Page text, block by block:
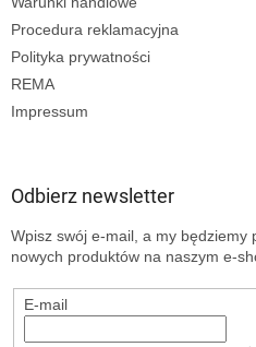
Procedura reklamacyjna
Polityka prywatności
REMA
Impressum
Odbierz newsletter
Wpisz swój e-mail, a my będziemy
nowych produktów na naszym e-
E-mail